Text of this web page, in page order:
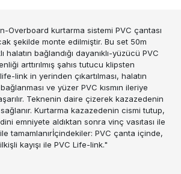
Overboard kurtarma sistemi PVC çantası
şekilde monte edilmiştir. Bu set 50m
halatın bağlandığı dayanıklı-yüzücü PVC
arttırılmış şahıs tutucu klipsten
link in yerinden çıkartılması, halatın
ve yüzer PVC kısmın ileriye
Teknenin daire çizerek kazazedenin
sağlanır. Kurtarma kazazedenin cismi tutup,
emniyete aldıktan sonra vinç vasıtası ile
tamamlanırİçindekiler: PVC çanta içinde,
kayışı ile PVC Life-link."